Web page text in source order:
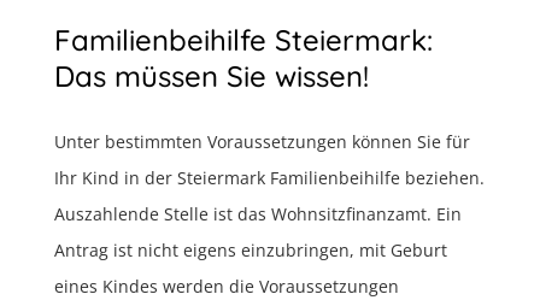
Familienbeihilfe Steiermark:
Das müssen Sie wissen!
Unter bestimmten Voraussetzungen können Sie für
Ihr Kind in der Steiermark Familienbeihilfe beziehen.
Auszahlende Stelle ist das Wohnsitzfinanzamt. Ein
Antrag ist nicht eigens einzubringen, mit Geburt
eines Kindes werden die Voraussetzungen